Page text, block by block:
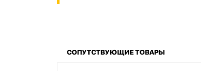
СОПУТСТВУЮЩИЕ ТОВАРЫ